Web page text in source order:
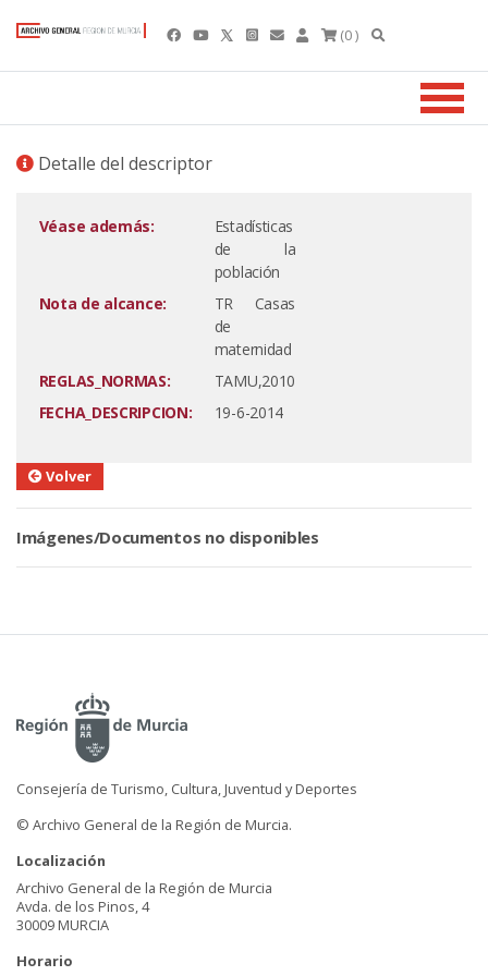
(0 )
Detalle del descriptor
Véase además:
Estadísticas
de la
población
Nota de alcance:
TR Casas
de
maternidad
REGLAS_NORMAS:
TAMU,2010
FECHA_DESCRIPCION:
19-6-2014
Volver
Imágenes/Documentos no disponibles
Consejería de Turismo, Cultura, Juventud y Deportes
© Archivo General de la Región de Murcia.
Localización
Archivo General de la Región de Murcia
Avda. de los Pinos, 4
30009 MURCIA
Horario